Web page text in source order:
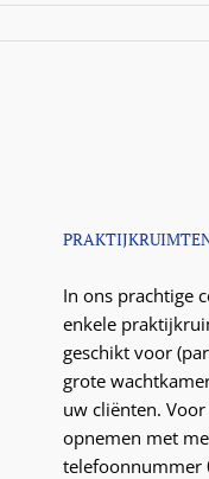
In ons prachtige
enkele
geschikt voor
grote
uw cliënten.
opnemen met
telefoonnummer